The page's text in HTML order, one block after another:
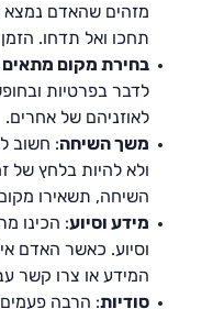
מזהים שהאדם נמצא
תחכו ואל תדחו. הזמן
בחירת מקום
לדבר בפרטיות
לאוזניהם של אחרים.
משך השיחה: חשוב
ולא להיות בלחץ של
השיחה, תשאירו
מידע וסיוע: הכינו
וסיוע. כאשר האדם
המידע או צרו קשר
סודיות: הרבה